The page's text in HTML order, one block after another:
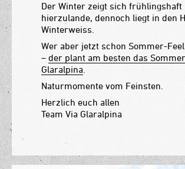
Der Winter zeigt sich frühlingshaft
hierzulande, dennoch liegt in den
Winterweiss.
Wer aber jetzt schon Sommer-
– der plant am besten das
Glaralpina
Naturmomente vom Feinsten.
Herzlich euch allen
Team Via Glaralpina